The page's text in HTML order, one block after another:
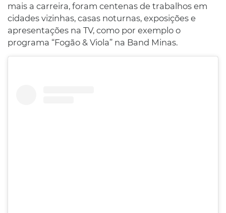
mais a carreira, foram centenas de trabalhos em
cidades vizinhas, casas noturnas, exposições e
apresentações na TV, como por exemplo o
programa “Fogão & Viola” na Band Minas.